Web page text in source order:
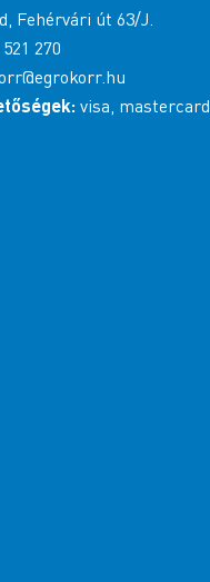
Fehérvári út 63/J.
270
visa, mastercard